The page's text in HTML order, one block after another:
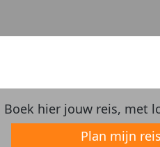
Boek hier jouw reis, met
Plan mijn reis